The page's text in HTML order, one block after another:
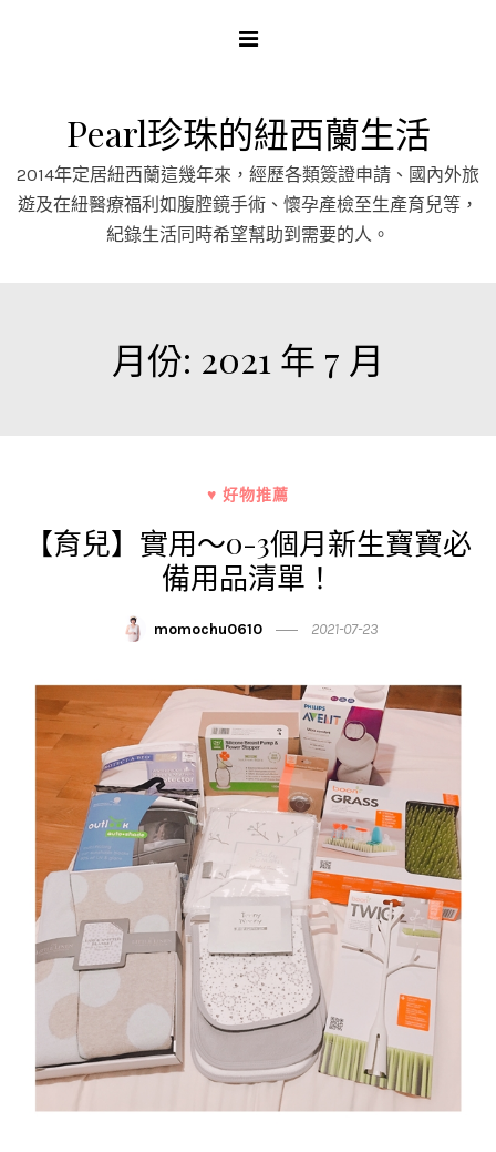
Pearl珍珠的紐西蘭生活
2014年定居紐西蘭這幾年來，經歷各類簽證申請、國內外旅
遊及在紐醫療福利如腹腔鏡手術、懷孕產檢至生產育兒等，
紀錄生活同時希望幫助到需要的人。
月份: 2021 年 7 月
♥ 好物推薦
【育兒】實用～0-3個月新生寶寶必
備用品清單！
momochu0610 2021-07-23